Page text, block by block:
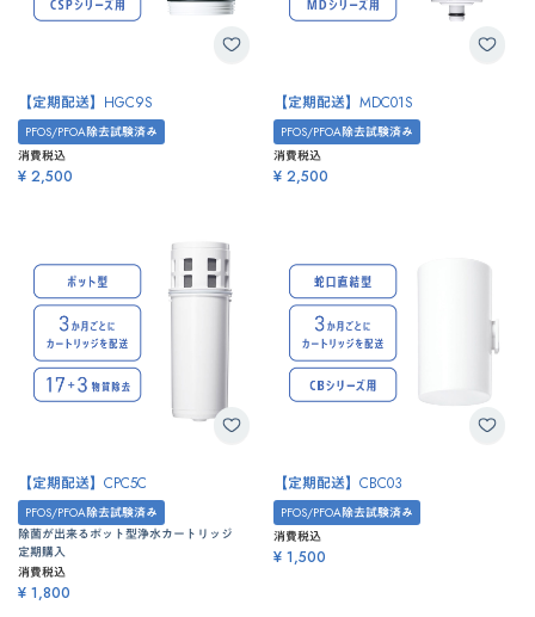
【定期配送】HGC9S
PFOS/PFOA除去試験済み
消費税込
¥ 2,500
【定期配送】MDC01S
PFOS/PFOA除去試験済み
消費税込
¥ 2,500
【定期配送】CPC5C
PFOS/PFOA除去試験済み
除菌が出来るポット型浄水カートリッジ
定期購入
消費税込
¥ 1,800
【定期配送】CBC03
PFOS/PFOA除去試験済み
消費税込
¥ 1,500